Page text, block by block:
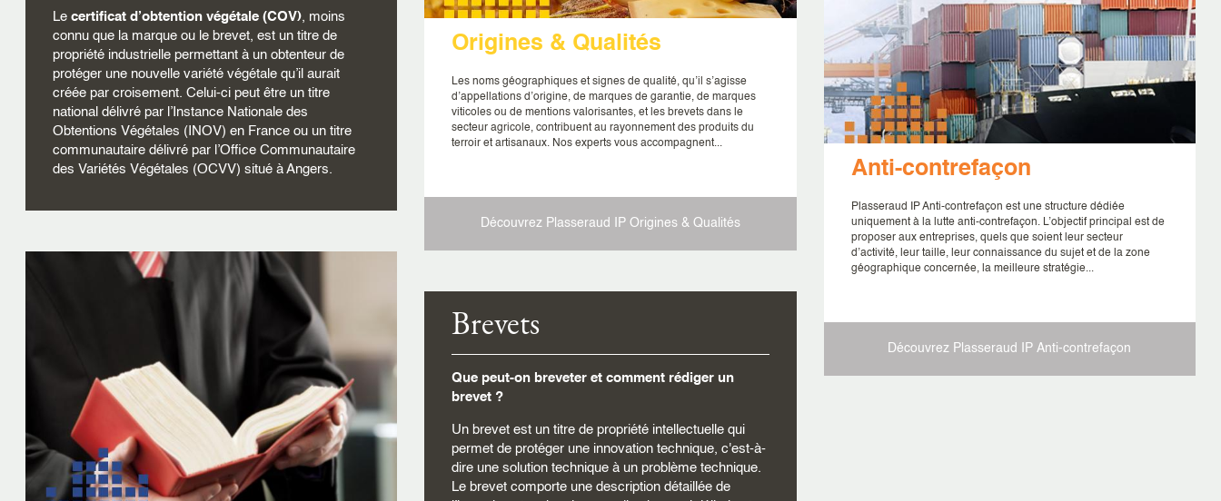
Le certificat d’obtention végétale (COV) , moins
connu que la marque ou le brevet, est un titre de
propriété industrielle permettant à un obtenteur de
protéger une nouvelle variété végétale qu’il aurait
créée par croisement. Celui-ci peut être un titre
national délivré par l’Instance Nationale des
Obtentions Végétales (INOV) en France ou un titre
communautaire délivré par l’Office Communautaire
des Variétés Végétales (OCVV) situé à Angers.
Origines & Qualités
Les noms géographiques et signes de qualité, qu’il s’agisse
d’appellations d’origine, de marques de garantie, de marques
viticoles ou de mentions valorisantes, et les brevets dans le
secteur agricole, contribuent au rayonnement des produits du
terroir et artisanaux. Nos experts vous accompagnent...
Découvrez Plasseraud IP Origines & Qualités
Anti-contrefaçon
Plasseraud IP Anti-contrefaçon est une structure dédiée
uniquement à la lutte anti-contrefaçon. L’objectif principal est de
proposer aux entreprises, quels que soient leur secteur
d’activité, leur taille, leur connaissance du sujet et de la zone
géographique concernée, la meilleure stratégie...
Découvrez Plasseraud IPAnti-contrefaçon
Brevets
Que peut-on breveter et comment rédiger un
brevet ?
Un brevet est un titre de propriété intellectuelle qui
permet de protéger une innovation technique, c'est-à-
dire une solution technique à un problème technique.
Le brevet comporte une description détaillée de